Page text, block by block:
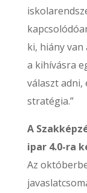
ki, hiány
a kihívásra
választ adni,
stratégia.”
A
ipar 4.0-ra
Az